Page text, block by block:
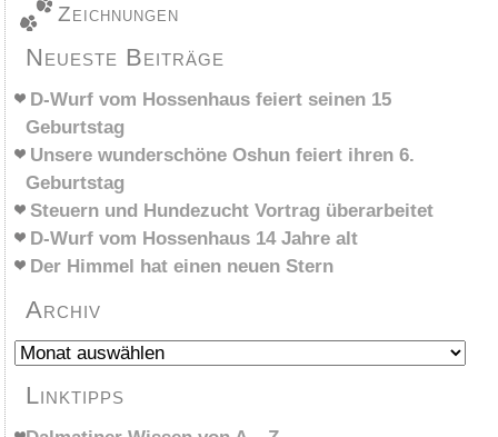
Zeichnungen
Neueste Beiträge
D-Wurf vom Hossenhaus feiert seinen 15
Geburtstag
Unsere wunderschöne Oshun feiert ihren 6.
Geburtstag
Steuern und Hundezucht Vortrag überarbeitet
D-Wurf vom Hossenhaus 14 Jahre alt
Der Himmel hat einen neuen Stern
Archiv
Archiv
Linktipps